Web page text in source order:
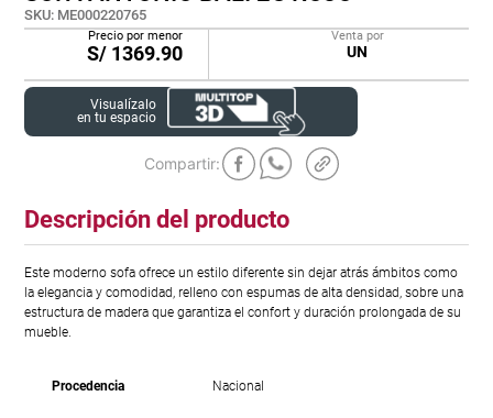
SKU: ME000220765
Precio por menor
S/ 1369.90
Venta por
UN
Visualízalo
en tu espacio
Descripción del producto
Este moderno sofa ofrece un estilo diferente sin dejar atrás ámbitos como
la elegancia y comodidad, relleno con espumas de alta densidad, sobre una
estructura de madera que garantiza el confort y duración prolongada de su
mueble.
Procedencia Nacional